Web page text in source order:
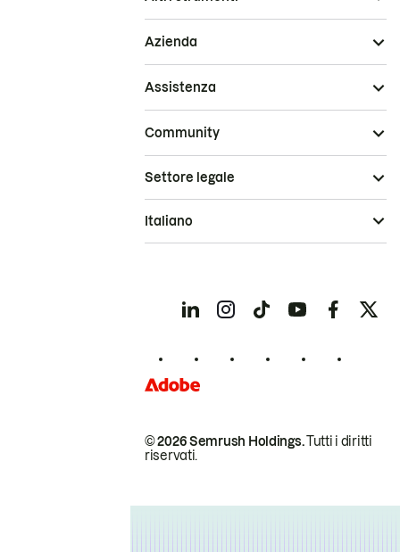
Azienda
Assistenza
Community
© 2026 Semrush Holdings.Tutti i diritti
riservati.
Settore legale
Italiano